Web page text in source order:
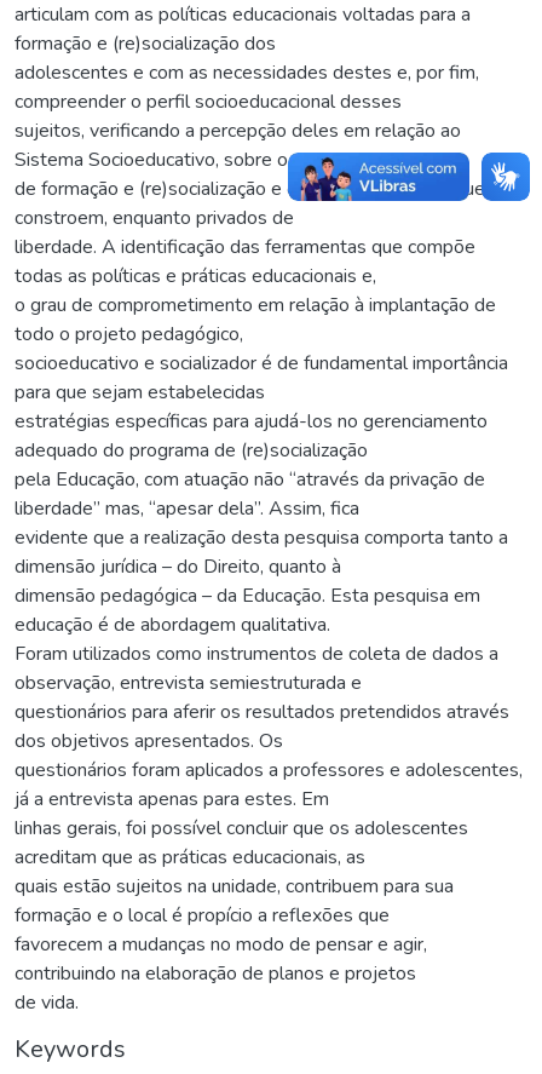
articulam com as políticas educacionais voltadas para a
formação e (re)socialização dos
adolescentes e com as necessidades destes e, por fim,
compreender o perfil socioeducacional desses
sujeitos, verificando a percepção deles em relação ao
Sistema Socioeducativo, sobre o seu processo
de formação e (re)socialização e os projetos de vida que
constroem, enquanto privados de
liberdade. A identificação das ferramentas que compõe
todas as políticas e práticas educacionais e,
o grau de comprometimento em relação à implantação de
todo o projeto pedagógico,
socioeducativo e socializador é de fundamental importância
para que sejam estabelecidas
estratégias específicas para ajudá-los no gerenciamento
adequado do programa de (re)socialização
pela Educação, com atuação não “através da privação de
liberdade” mas, “apesar dela”. Assim, fica
evidente que a realização desta pesquisa comporta tanto a
dimensão jurídica – do Direito, quanto à
dimensão pedagógica – da Educação. Esta pesquisa em
educação é de abordagem qualitativa.
Foram utilizados como instrumentos de coleta de dados a
observação, entrevista semiestruturada e
questionários para aferir os resultados pretendidos através
dos objetivos apresentados. Os
questionários foram aplicados a professores e adolescentes,
já a entrevista apenas para estes. Em
linhas gerais, foi possível concluir que os adolescentes
acreditam que as práticas educacionais, as
quais estão sujeitos na unidade, contribuem para sua
formação e o local é propício a reflexões que
favorecem a mudanças no modo de pensar e agir,
contribuindo na elaboração de planos e projetos
de vida.
Keywords